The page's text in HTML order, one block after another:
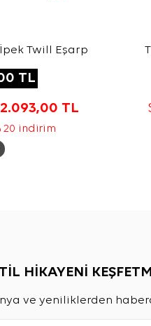
Twill Eşarp
TL
2.093,00 TL
20 indirim
HİKAYENİ
ve yeniliklerden